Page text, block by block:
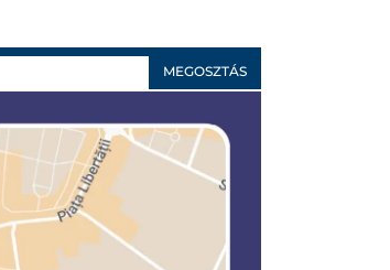
MEGOSZTÁS